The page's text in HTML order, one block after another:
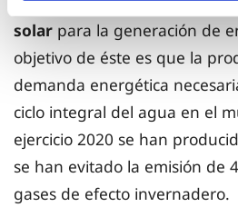
solar para la generación de
objetivo de éste es que la
demanda energética
ciclo integral del agua en el
ejercicio 2020 se han
se han evitado la emisión de
gases de efecto invernadero.